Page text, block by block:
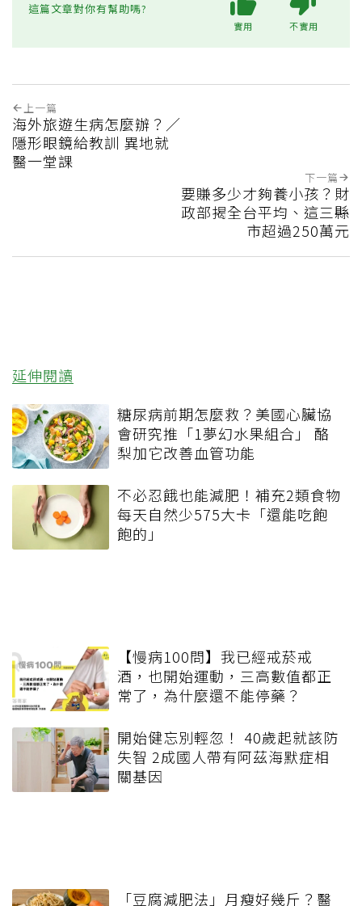
這篇文章對你有幫助嗎?
實用 不實用
上一篇
海外旅遊生病怎麼辦？／
隱形眼鏡給教訓 異地就
醫一堂課
下一篇
要賺多少才夠養小孩？財
政部揭全台平均、這三縣
市超過250萬元
延伸閱讀
糖尿病前期怎麼救？美國心臟協
會研究推「1夢幻水果組合」 酪
梨加它改善血管功能
不必忍餓也能減肥！補充2類食物
每天自然少575大卡「還能吃飽
飽的」
【慢病100問】我已經戒菸戒
酒，也開始運動，三高數值都正
常了，為什麼還不能停藥？
開始健忘別輕忽！ 40歲起就該防
失智 2成國人帶有阿茲海默症相
關基因
「豆腐減肥法」月瘦好幾斤？醫